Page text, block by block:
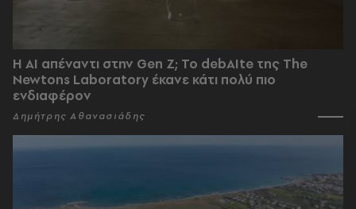
Η AI απέναντι στην Gen Z; Το debAIte της The
Newtons Laboratory έκανε κάτι πολύ πιο
ενδιαφέρον
Δημήτρης Αθανασιάδης